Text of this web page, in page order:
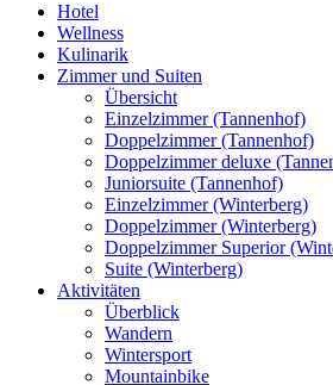
Hotel
Wellness
Kulinarik
Zimmer und Suiten
Übersicht
Einzelzimmer (Tannenhof)
Doppelzimmer (Tannenhof)
Doppelzimmer deluxe
Juniorsuite (Tannenhof)
Einzelzimmer (Winterberg)
Doppelzimmer (Winterberg)
Doppelzimmer Superior
Suite (Winterberg)
Aktivitäten
Überblick
Wandern
Wintersport
Mountainbike